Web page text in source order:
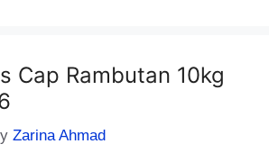
Cap Rambutan 10kg
Zarina Ahmad